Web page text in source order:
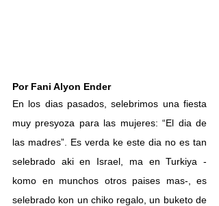
Por Fani Alyon Ender
En los dias pasados, selebrimos una fiesta
muy presyoza para las mujeres: “El dia de
las madres”. Es verda ke este dia no es tan
selebrado aki en Israel, ma en Turkiya -
komo en munchos otros paises mas-, es
selebrado kon un chiko regalo, un buketo de